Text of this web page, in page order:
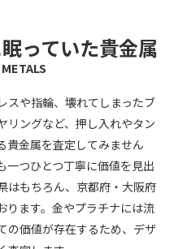
っていた貴金属
スや指輪、壊れてしまったブ
リングなど、押し入れやタン
貴金属を査定してみません
一つひとつ丁寧に価値を見出
はもちろん、京都府・大阪府
ります。金やプラチナには流
の価値が存在するため、デザ